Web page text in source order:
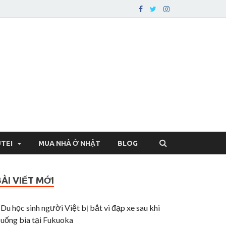
MUA NHÀ Ở NHẬT BLOG
VIẾT MỚI
Du học sinh người Việt bị bắt vì đạp xe sau khi
uống bia tại Fukuoka